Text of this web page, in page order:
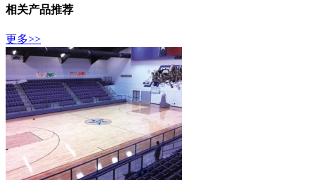
相关产品推荐
更多>>